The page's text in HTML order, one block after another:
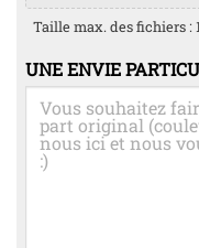
Taille max. des fichiers :
UNE ENVIE